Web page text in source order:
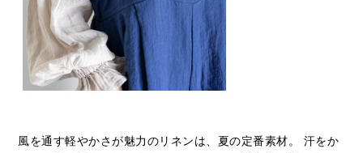
風を通す軽やかさが魅力のリネンは、夏の定番素材。
汗をか